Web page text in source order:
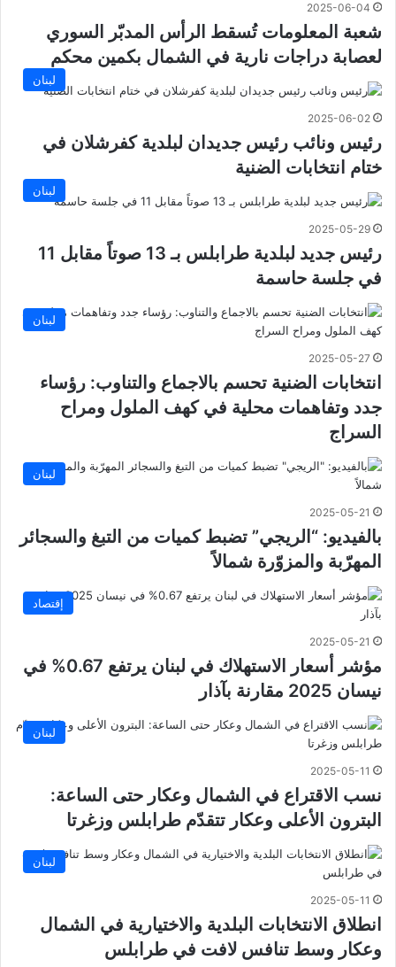
2025-06-04
شعبة المعلومات تُسقط الرأس المدبّر السوري
لعصابة دراجات نارية في الشمال بكمين محكم
لبنان
2025-06-02
رئيس ونائب رئيس جديدان لبلدية كفرشلان في
ختام انتخابات الضنية
لبنان
2025-05-29
رئيس جديد لبلدية طرابلس بـ 13 صوتاً مقابل 11
في جلسة حاسمة
لبنان
2025-05-27
انتخابات الضنية تحسم بالاجماع والتناوب: رؤساء
جدد وتفاهمات محلية في كهف الملول ومراح
السراج
لبنان
2025-05-21
بالفيديو: “الريجي” تضبط كميات من التبغ والسجائر
المهرّبة والمزوّرة شمالاً
إقتصاد
2025-05-21
مؤشر أسعار الاستهلاك في لبنان يرتفع 0.67% في
نيسان 2025 مقارنة بآذار
لبنان
2025-05-11
نسب الاقتراع في الشمال وعكار حتى الساعة:
البترون الأعلى وعكار تتقدّم طرابلس وزغرتا
لبنان
2025-05-11
انطلاق الانتخابات البلدية والاختيارية في الشمال
وعكار وسط تنافس لافت في طرابلس